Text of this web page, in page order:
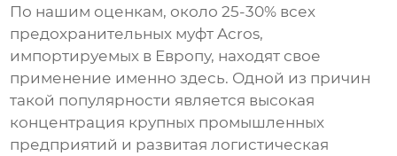
По нашим оценкам, около 25-30% всех
предохранительных муфт Acros,
импортируемых в Европу, находят свое
применение именно здесь. Одной из причин
такой популярности является высокая
концентрация крупных промышленных
предприятий и развитая логистическая